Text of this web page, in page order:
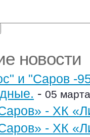
новости
и "Саров -
- 05
- ХК
- ХК